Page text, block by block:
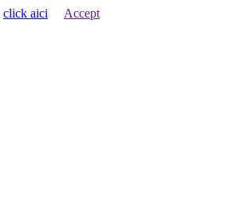
click aici Accept